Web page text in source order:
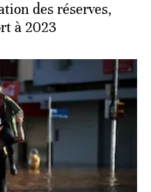
des réserves,
à 2023